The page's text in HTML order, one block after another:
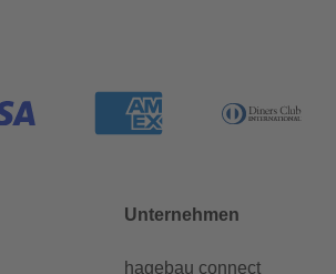
Unternehmen
hagebau connect